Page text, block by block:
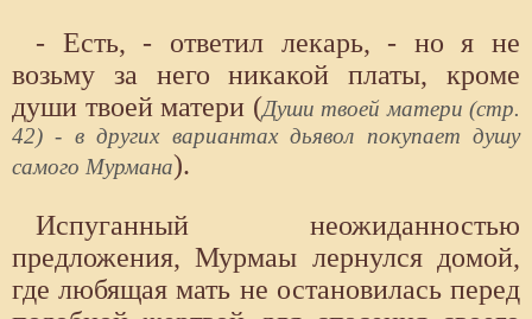
- Есть, - ответил лекарь, - но я не
возьму за него никакой платы, кроме
души твоей матери (Души твоей матери (стр.
42) - в других вариантах дьявол покупает душу
самого Мурмана).
Испуганный неожиданностью
предложения, Мурмаы лернулся домой,
где любящая мать не остановилась перед